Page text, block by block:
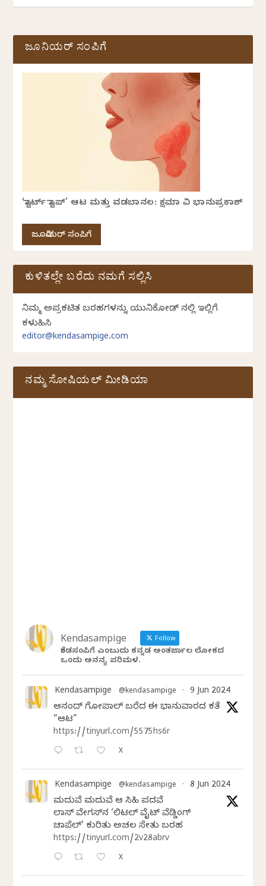
ಜೂನಿಯರ್ ಸಂಪಿಗೆ
‘ಸ್ಟಾರ್ಟ್ ಸ್ಟಾಪ್’ ಆಟ ಮತ್ತು ವಡಬಾನಲ: ಕ್ಷಮಾ ವಿ ಭಾನುಪ್ರಕಾಶ್
ಜೂನಿಯರ್ ಸಂಪಿಗೆ
ಕುಳಿತಲ್ಲೇ ಬರೆದು ನಮಗೆ ಸಲ್ಲಿಸಿ
ನಿಮ್ಮ ಅಪ್ರಕಟಿತ ಬರಹಗಳನ್ನು ಯುನಿಕೋಡ್ ನಲ್ಲಿ ಇಲ್ಲಿಗೆ
ಕಳುಹಿಸಿ
editor@kendasampige.com
ನಮ್ಮ ಸೋಷಿಯಲ್‌ ಮೀಡಿಯಾ
Kendasampige Follow
ಕೆಂಡಸಂಪಿಗೆ ಎಂಬುದು ಕನ್ನಡ ಅಂತರ್ಜಾಲ ಲೋಕದ
ಒಂದು ಅನನ್ಯ ಪರಿಮಳ.
Kendasampige @kendasampige · 9 Jun 2024
ಆನಂದ್‌ ಗೋಪಾಲ್‌ ಬರೆದ ಈ ಭಾನುವಾರದ ಕತೆ
“ಆಟ”
https://tinyurl.com/5575hs6r
X
Kendasampige @kendasampige · 8 Jun 2024
ಮದುವೆ ಮದುವೆ ಆ ಸಿಹಿ ಪದವೆ
ಲಾಸ್‌ ವೇಗಸ್‌ನ ‘ಲಿಟಲ್ ವೈಟ್ ವೆಡ್ಡಿಂಗ್
ಚಾಪೆಲ್’ ಕುರಿತು ಅಚಲ ಸೇತು ಬರಹ
https://tinyurl.com/2v28abrv
X